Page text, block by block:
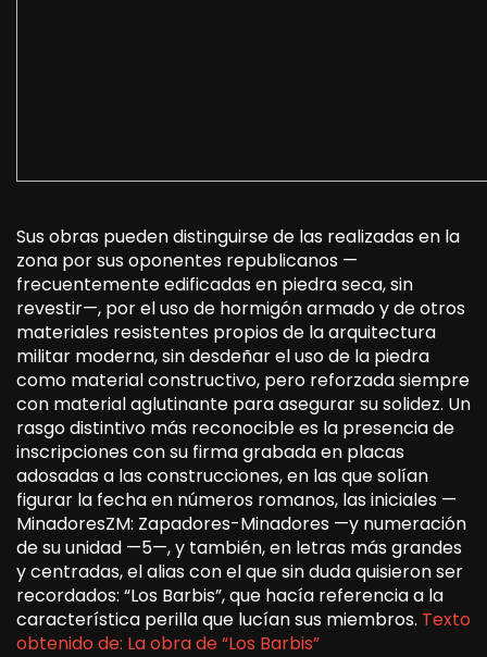
Sus obras pueden distinguirse de las realizadas en la
zona por sus oponentes republicanos —
frecuentemente edificadas en piedra seca, sin
revestir—, por el uso de hormigón armado y de otros
materiales resistentes propios de la arquitectura
militar moderna, sin desdeñar el uso de la piedra
como material constructivo, pero reforzada siempre
con material aglutinante para asegurar su solidez. Un
rasgo distintivo más reconocible es la presencia de
inscripciones con su firma grabada en placas
adosadas a las construcciones, en las que solían
figurar la fecha en números romanos, las iniciales —
MinadoresZM: Zapadores-Minadores —y numeración
de su unidad —5—, y también, en letras más grandes
y centradas, el alias con el que sin duda quisieron ser
recordados: “Los Barbis”, que hacía referencia a la
característica perilla que lucían sus miembros. Texto
obtenido de: La obra de “Los Barbis”